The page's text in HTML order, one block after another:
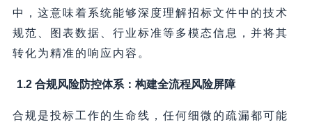
中，这意味着系统能够深度理解招标文件中的技术
规范、图表数据、行业标准等多模态信息，并将其
转化为精准的响应内容。
1.2 合规风险防控体系：构建全流程风险屏障
合规是投标工作的生命线，任何细微的疏漏都可能